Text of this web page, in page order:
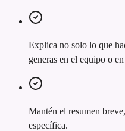
Explica no solo lo que
generas en el equipo o
Mantén el resumen
específica.